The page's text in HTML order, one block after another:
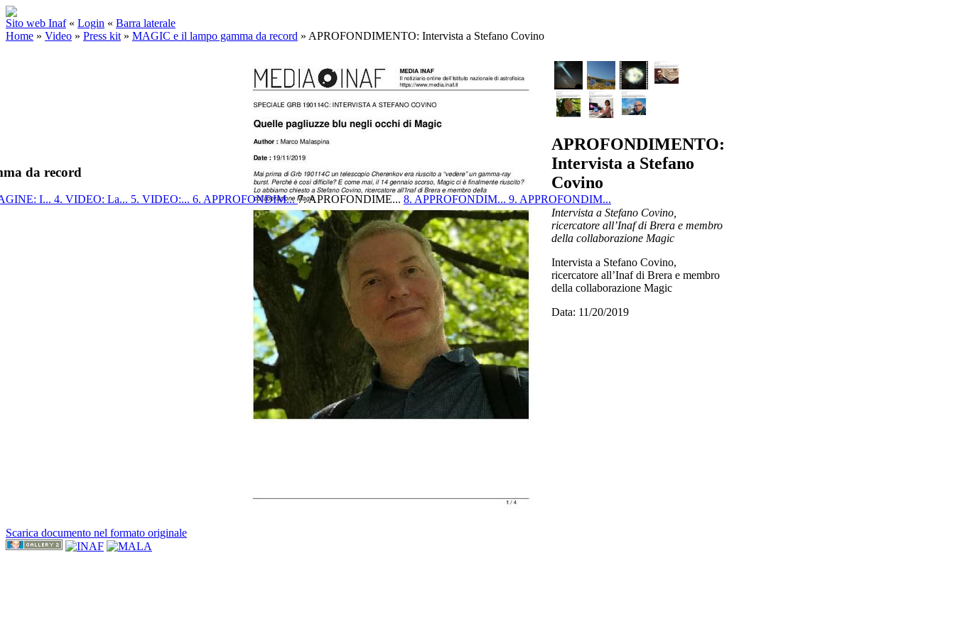
Sito web Inaf « Login « Barra laterale
Home » Video » Press kit » MAGIC e il lampo gamma da record » APROFONDIMENTO: Intervista a Stefano Covino
APROFONDIMENTO:
Intervista a Stefano
Covino
Intervista a Stefano Covino,
ricercatore all’Inaf di Brera e membro
della collaborazione Magic
Intervista a Stefano Covino,
ricercatore all’Inaf di Brera e membro
della collaborazione Magic
Data: 11/20/2019
Scarica documento nel formato originale
da record
I... 4. VIDEO: La... 5. VIDEO:... 6. APPROFONDIM...7. APROFONDIME... 8. APPROFONDIM... 9. APPROFONDIM...